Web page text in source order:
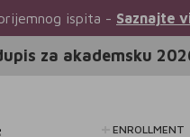
-Saznajte više!
za akademsku
ENROLLMENT